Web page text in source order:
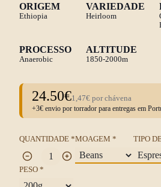
ORIGEM
Ethiopia
VARIEDADE
Heirloom
PROCESSO
Anaerobic
ALTITUDE
1850-2000m
24.50€1,47€ por chávena
+3€ envio por torrador para entregas em
QUANTIDADE *MOAGEM * TIPO
PESO *